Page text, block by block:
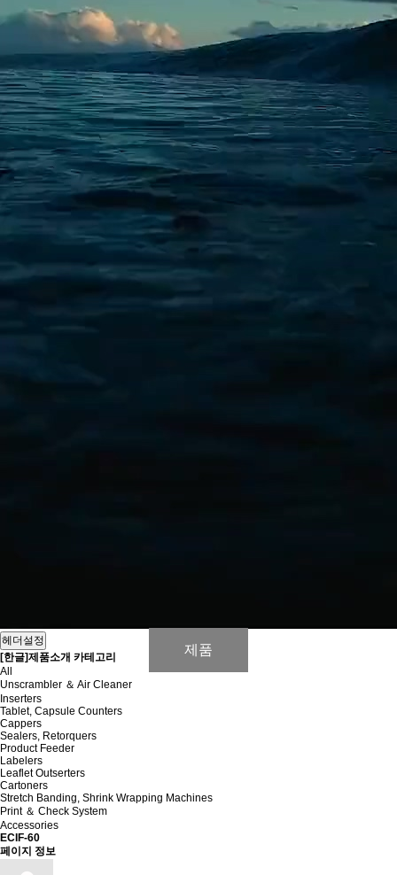
헤더설정
제품
[한글]제품소개 카테고리
All
Unscrambler ＆ Air Cleaner
Inserters
Tablet, Capsule Counters
Cappers
Sealers, Retorquers
Product Feeder
Labelers
Leaflet Outserters
Cartoners
Stretch Banding, Shrink Wrapping Machines
Print ＆ Check System
Accessories
ECIF-60
페이지 정보